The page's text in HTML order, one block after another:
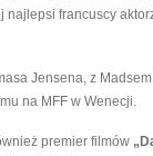
najlepsi francuscy
Jensena, z
na MFF w Wenecji.
premier filmów